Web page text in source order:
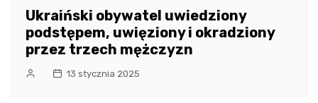
Ukraiński obywatel uwiedziony
podstępem, uwięziony i okradziony
przez trzech mężczyzn
13 stycznia 2025